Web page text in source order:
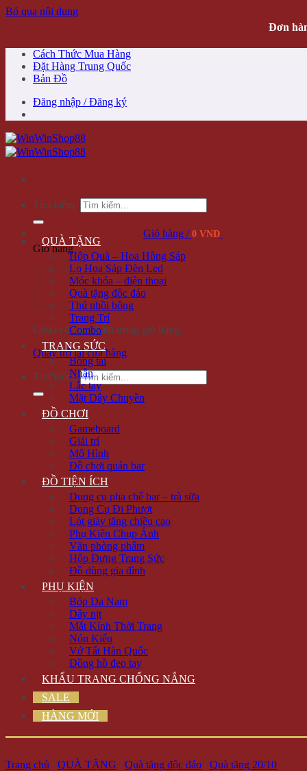
Bỏ qua nội dung
Đơn
Cách Thức Mua Hàng
Đặt Hàng Trung Quốc
Bản Đồ
Đăng nhập / Đăng ký
Tìm kiếm:
Giỏ hàng / 0 VNĐ
Giỏ hàng
Chưa có sản phẩm trong giỏ hàng.
Quay trở lại cửa hàng
Tìm kiếm:
QUÀ TẶNG
Hộp Quà – Hoa Hồng Sáp
Lọ Hoa Sáp Đèn Led
Móc khóa – điện thoại
Quà tặng độc đáo
Thú nhồi bông
Trang Trí
Combo
TRANG SỨC
Bông tai
Nhẫn
Lắc tay
Mặt Dây Chuyền
ĐỒ CHƠI
Gameboard
Giải trí
Mô Hình
Đồ chơi quán bar
ĐỒ TIỆN ÍCH
Dụng cụ pha chế bar – trà sữa
Dụng Cụ Đi Phượt
Lót giày tăng chiều cao
Phụ Kiện Chụp Ảnh
Văn phòng phẩm
Hộp Đựng Trang Sức
Đồ dùng gia đình
PHỤ KIỆN
Bóp Da Nam
Dây nịt
Mắt Kính Thời Trang
Nón Kiểu
Vớ Tất Hàn Quốc
Đồng hồ đeo tay
KHẨU TRANG CHỐNG NẮNG
SALE
HÀNG MỚI
Trang chủ / QUÀ TẶNG / Quà tặng độc đáo / Quà tặng 20/10